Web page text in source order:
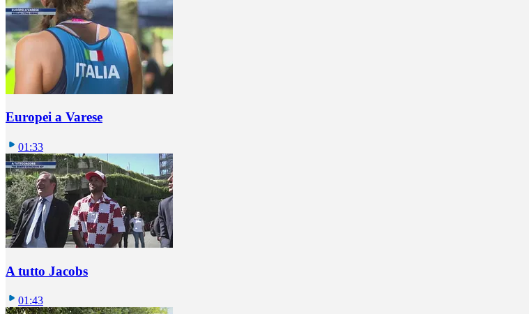
Europei a Varese
01:33
A tutto Jacobs
01:43